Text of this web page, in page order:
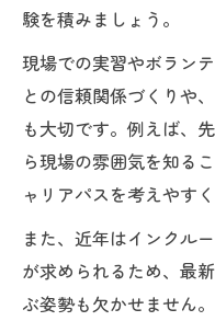
験を積みましょう。
現場での実習やボラン
との信頼関係づくりや
も大切です。例えば、
ら現場の雰囲気を知る
ャリアパスを考えやすく
また、近年はインクル
が求められるため、最
ぶ姿勢も欠かせません